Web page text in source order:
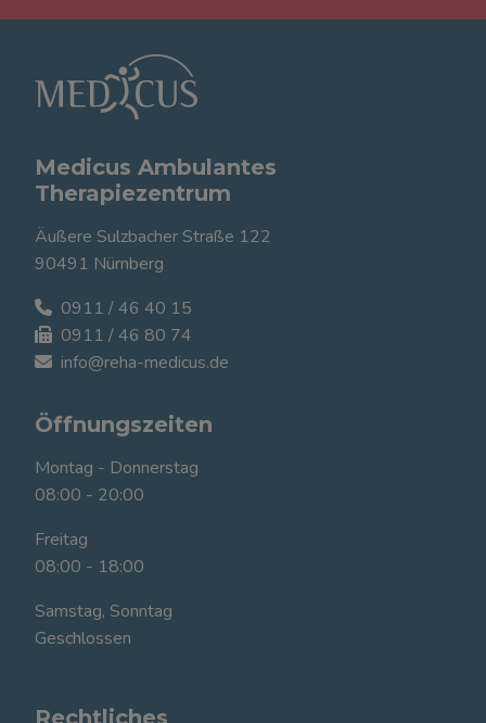
Medicus Ambulantes
Therapiezentrum
Äußere Sulzbacher Straße 122
90491 Nürnberg
0911 / 46 40 15
0911 / 46 80 74
info@reha-medicus.de
Öffnungszeiten
Montag - Donnerstag
08:00 - 20:00
Freitag
08:00 - 18:00
Samstag, Sonntag
Geschlossen